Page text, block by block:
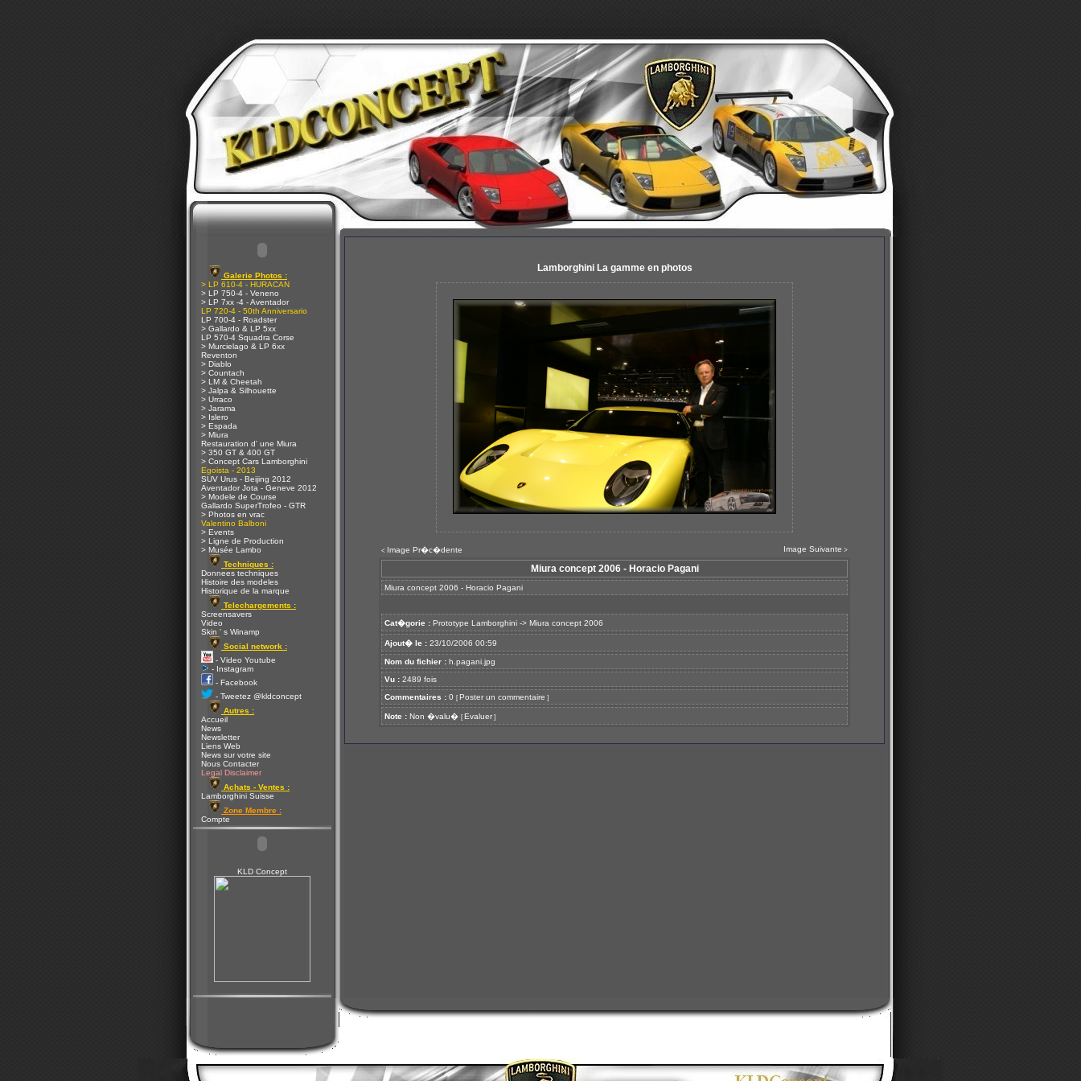
Galerie Photos :
> LP 610-4 - HURACAN
> LP 750-4 - Veneno
> LP 7xx -4 - Aventador
LP 720-4 - 50th Anniversario
LP 700-4 - Roadster
> Gallardo & LP 5xx
LP 570-4 Squadra Corse
> Murcielago & LP 6xx
Reventon
> Diablo
> Countach
> LM & Cheetah
> Jalpa & Silhouette
> Urraco
> Jarama
> Islero
> Espada
> Miura
Restauration d' une Miura
> 350 GT & 400 GT
> Concept Cars Lamborghini
Egoista - 2013
SUV Urus - Beijing 2012
Aventador Jota - Geneve 2012
> Modele de Course
Gallardo SuperTrofeo - GTR
> Photos en vrac
Valentino Balboni
> Events
> Ligne de Production
> Musée Lambo
Techniques :
Donnees techniques
Histoire des modeles
Historique de la marque
Telechargements :
Screensavers
Video
Skin ' s Winamp
Social network :
- Video Youtube
- Instagram
- Facebook
- Tweetez @kldconcept
Autres :
Accueil
News
Newsletter
Liens Web
News sur votre site
Nous Contacter
Legal Disclaimer
Achats - Ventes :
Lamborghini Suisse
Zone Membre :
Compte
KLD Concept
Lamborghini La gamme en photos
< Image Pr�c�dente Image Suivante >
Miura concept 2006 - Horacio Pagani
Miura concept 2006 - Horacio Pagani
Cat�gorie : Prototype Lamborghini -> Miura concept 2006
Ajout� le : 23/10/2006 00:59
Nom du fichier : h.pagani.jpg
Vu : 2489 fois
Commentaires : 0 [ Poster un commentaire ]
Note : Non �valu� [ Evaluer ]